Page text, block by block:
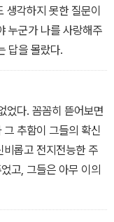
생각하지 못한 질문이
누군가 나를 사랑해주
답을 몰랐다.
었다. 꼼꼼히 뜯어보면
추함이 그들의 확신
롭고 전지전능한 주
고, 그들은 아무 이의